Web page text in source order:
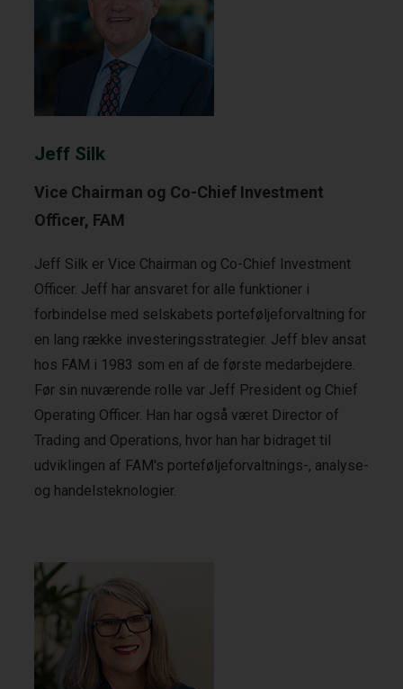
Jeff Silk
Vice Chairman og Co-Chief Investment
Officer, FAM
Jeff Silk er Vice Chairman og Co-Chief Investment
Officer. Jeff har ansvaret for alle funktioner i
forbindelse med selskabets porteføljeforvaltning for
en lang række investeringsstrategier. Jeff blev ansat
hos FAM i 1983 som en af de første medarbejdere.
Før sin nuværende rolle var Jeff President og Chief
Operating Officer. Han har også været Director of
Trading and Operations, hvor han har bidraget til
udviklingen af FAM's porteføljeforvaltnings-, analyse-
og handelsteknologier.